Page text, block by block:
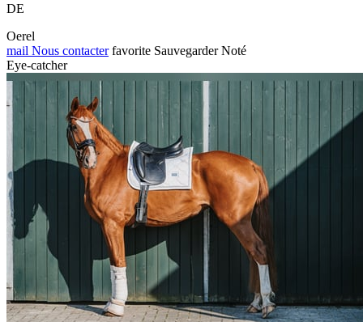
DE
Oerel
mail Nous contacter favorite Sauvegarder Noté
Eye-catcher